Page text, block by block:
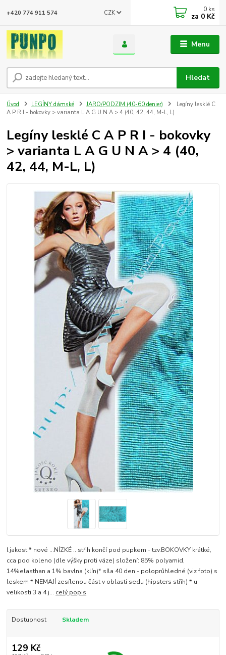
Menu
CZK
Hledat
+420 774 911 574 0 ks
za 0 Kč
Úvod LEGÍNY dámské JARO/PODZIM (40-60 denier)
Legíny lesklé C
A P R I - bokovky > varianta L A G U N A > 4 (40, 42, 44, M-L, L)
Legíny lesklé C A P R I - bokovky
> varianta L A G U N A > 4 (40,
42, 44, M-L, L)
I.jakost * nové ...NÍZKÉ .. střih končí pod pupkem - tzv.BOKOVKY krátké,
cca pod koleno (dle výšky proti váze) složení: 85% polyamid,
14%elasthan a 1% bavlna (klín)* síla 40 den - poloprůhledné (viz foto) s
leskem * NEMAJÍ zesílenou část v oblasti sedu (hipsters střih) * u
velikosti 3 a 4 j... celý popis
Dostupnost Skladem
129 Kč